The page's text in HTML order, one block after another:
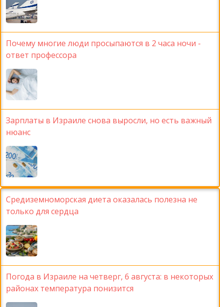
Почему многие люди просыпаются в 2 часа ночи -
ответ профессора
Зарплаты в Израиле снова выросли, но есть важный
нюанс
Средиземноморская диета оказалась полезна не
только для сердца
Погода в Израиле на четверг, 6 августа: в некоторых
районах температура понизится